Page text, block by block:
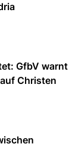
GfbV warnt
Christen